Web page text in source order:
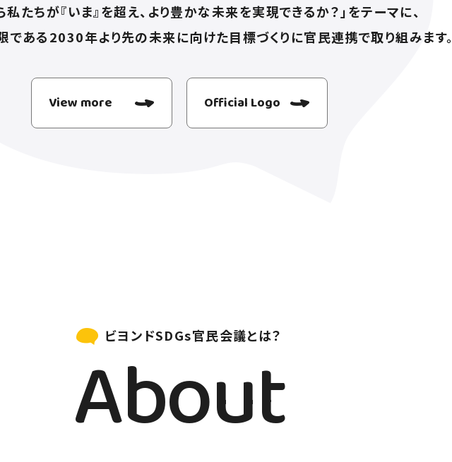
私たちが『いま』を超え、より豊かな未来を実現できるか？」をテーマに、
ある2030年より先の未来に向けた目標づくりに官民連携で取り組みます。
View more Official Logo
ビヨンドSDGs官民会議とは？
About